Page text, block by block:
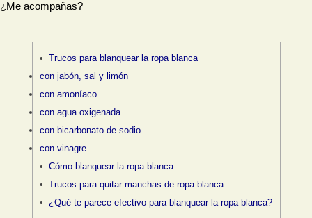
¿Me acompañas?
Trucos para blanquear la ropa blanca
con jabón, sal y limón
con amoníaco
con agua oxigenada
con bicarbonato de sodio
con vinagre
Cómo blanquear la ropa blanca
Trucos para quitar manchas de ropa blanca
¿Qué te parece efectivo para blanquear la ropa blanca?